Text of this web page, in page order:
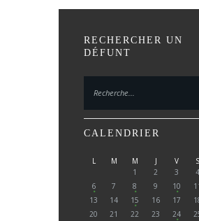
RECHERCHER UN
DÉFUNT
CALENDRIER
L M M J V S
1
2 3 4
6
7 8 9 10
13
14 15 16 17
20
21 22 23 24